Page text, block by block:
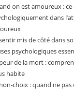
on est amoureux : ce
dans
mis de côté dans
psychologiques
de la mort :
habite
choix : quand ne